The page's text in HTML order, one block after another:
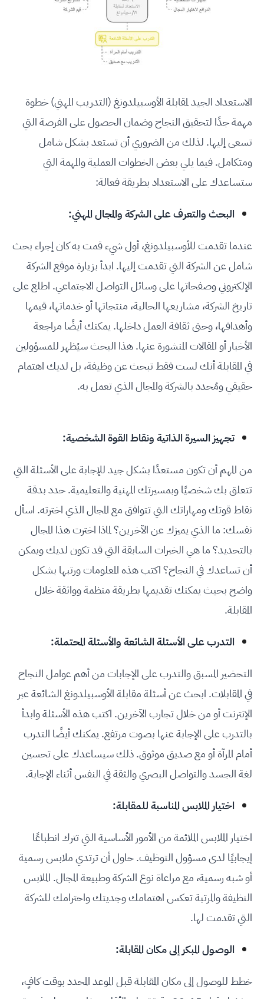
الاستعداد الجيد لمقابلة الأوسبيلدونغ (التدريب المهني) خطوة
مهمة جدًا لتحقيق النجاح وضمان الحصول على الفرصة التي
تسعى إليها. لذلك من الضروري أن تستعد بشكل شامل
ومتكامل. فيما يلي بعض الخطوات العملية والمهمة التي
ستساعدك على الاستعداد بطريقة فعالة:
البحث والتعرف على الشركة والمجال المهني:
عندما تقدمت للأوسبيلدونغ، أول شيء قمت به كان إجراء بحث
شامل عن الشركة التي تقدمت إليها. ابدأ بزيارة موقع الشركة
الإلكتروني وصفحاتها على وسائل التواصل الاجتماعي. اطلع على
تاريخ الشركة، مشاريعها الحالية، منتجاتها أو خدماتها، قيمها
وأهدافها، وحتى ثقافة العمل داخلها. يمكنك أيضًا مراجعة
الأخبار أو المقالات المنشورة عنها. هذا البحث سيُظهر للمسؤولين
في المقابلة أنك لست فقط تبحث عن وظيفة، بل لديك اهتمام
حقيقي ومُحدد بالشركة والمجال الذي تعمل به.
تجهيز السيرة الذاتية ونقاط القوة الشخصية:
من المهم أن تكون مستعدًا بشكل جيد للإجابة على الأسئلة التي
تتعلق بك شخصيًا وبمسيرتك المهنية والتعليمية. حدد بدقة
نقاط قوتك ومهاراتك التي تتوافق مع المجال الذي اخترته. اسأل
نفسك: ما الذي يميزك عن الآخرين؟ لماذا اخترت هذا المجال
بالتحديد؟ ما هي الخبرات السابقة التي قد تكون لديك ويمكن
أن تساعدك في النجاح؟ اكتب هذه المعلومات ورتبها بشكل
واضح بحيث يمكنك تقديمها بطريقة منظمة وواثقة خلال
المقابلة.
التدرب على الأسئلة الشائعة والأسئلة المحتملة:
التحضير المسبق والتدرب على الإجابات من أهم عوامل النجاح
في المقابلات. ابحث عن أسئلة مقابلة الأوسبيلدونغ الشائعة عبر
الإنترنت أو من خلال تجارب الآخرين. اكتب هذه الأسئلة وابدأ
بالتدرب على الإجابة عنها بصوت مرتفع. يمكنك أيضًا التدرب
أمام المرآة أو مع صديق موثوق. ذلك سيساعدك على تحسين
لغة الجسد والتواصل البصري والثقة في النفس أثناء الإجابة.
اختيار الملابس المناسبة للمقابلة:
اختيار الملابس الملائمة من الأمور الأساسية التي تترك انطباعًا
إيجابيًا لدى مسؤول التوظيف. حاول أن ترتدي ملابس رسمية
أو شبه رسمية، مع مراعاة نوع الشركة وطبيعة المجال. الملابس
النظيفة والمرتبة تعكس اهتمامك وجديتك واحترامك للشركة
التي تقدمت لها.
الوصول المبكر إلى مكان المقابلة:
خطط للوصول إلى مكان المقابلة قبل الموعد المحدد بوقت كافٍ،